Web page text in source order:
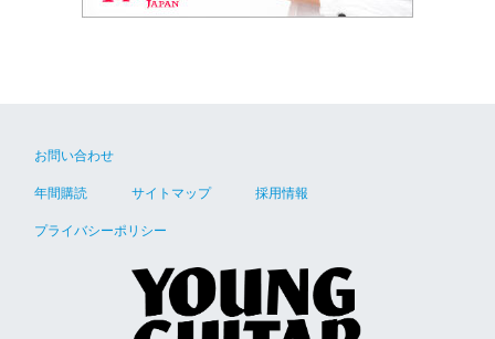
お問い合わせ
年間購読 サイトマップ 採用情報
プライバシーポリシー